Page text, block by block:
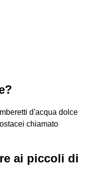
d'acqua dolce
chiamato
ai piccoli di